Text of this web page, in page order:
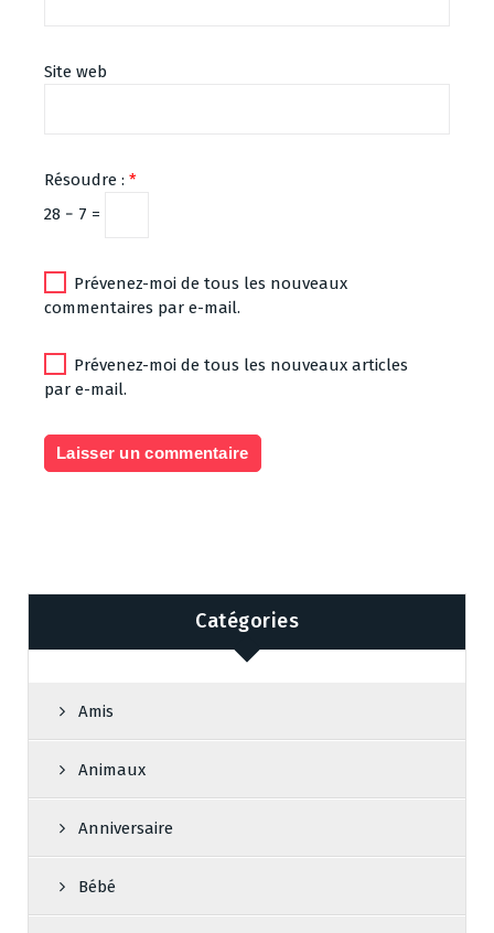
Site web
Résoudre : *
28 − 7 =
Prévenez-moi de tous les nouveaux
commentaires par e-mail.
Prévenez-moi de tous les nouveaux articles
par e-mail.
Catégories
Amis
Animaux
Anniversaire
Bébé